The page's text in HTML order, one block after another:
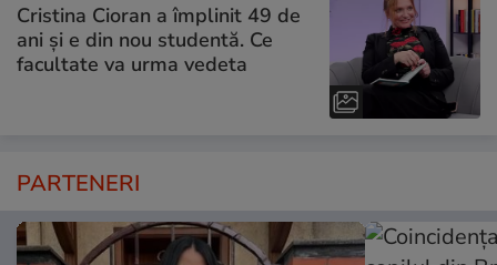
Cristina Cioran a împlinit 49 de
ani și e din nou studentă. Ce
facultate va urma vedeta
PARTENERI